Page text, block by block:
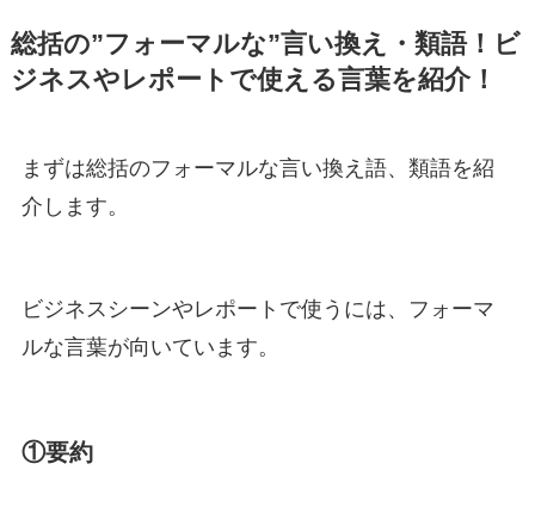
総括の”フォーマルな”言い換え・類語！ビ
ジネスやレポートで使える言葉を紹介！
まずは総括のフォーマルな言い換え語、類語を紹
介します。
ビジネスシーンやレポートで使うには、フォーマ
ルな言葉が向いています。
①要約